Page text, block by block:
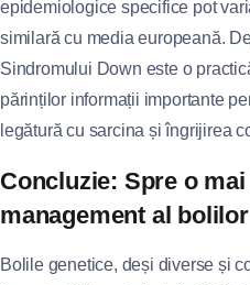
epidemiologice specifice pot
similară cu media europeană.
Sindromului Down este o
părinților informații importante
legătură cu sarcina și îngrijirea
Concluzie: Spre o
management al
Bolile genetice, deși diverse și